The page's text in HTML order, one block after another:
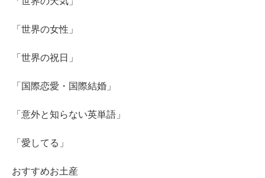
「世界の女性」
「世界の祝日」
「国際恋愛・国際結婚」
「意外と知らない英単語」
「愛してる」
おすすめお土産